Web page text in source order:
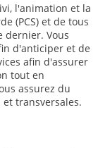
l'animation et la
(PCS) et de tous
dernier. Vous
d'anticiper et de
afin d'assurer
tout en
assurez du
transversales.